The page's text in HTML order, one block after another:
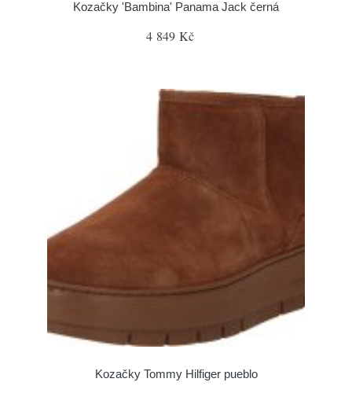
Kozačky 'Bambina' Panama Jack černá
4 849 Kč
Kozačky Tommy Hilfiger pueblo